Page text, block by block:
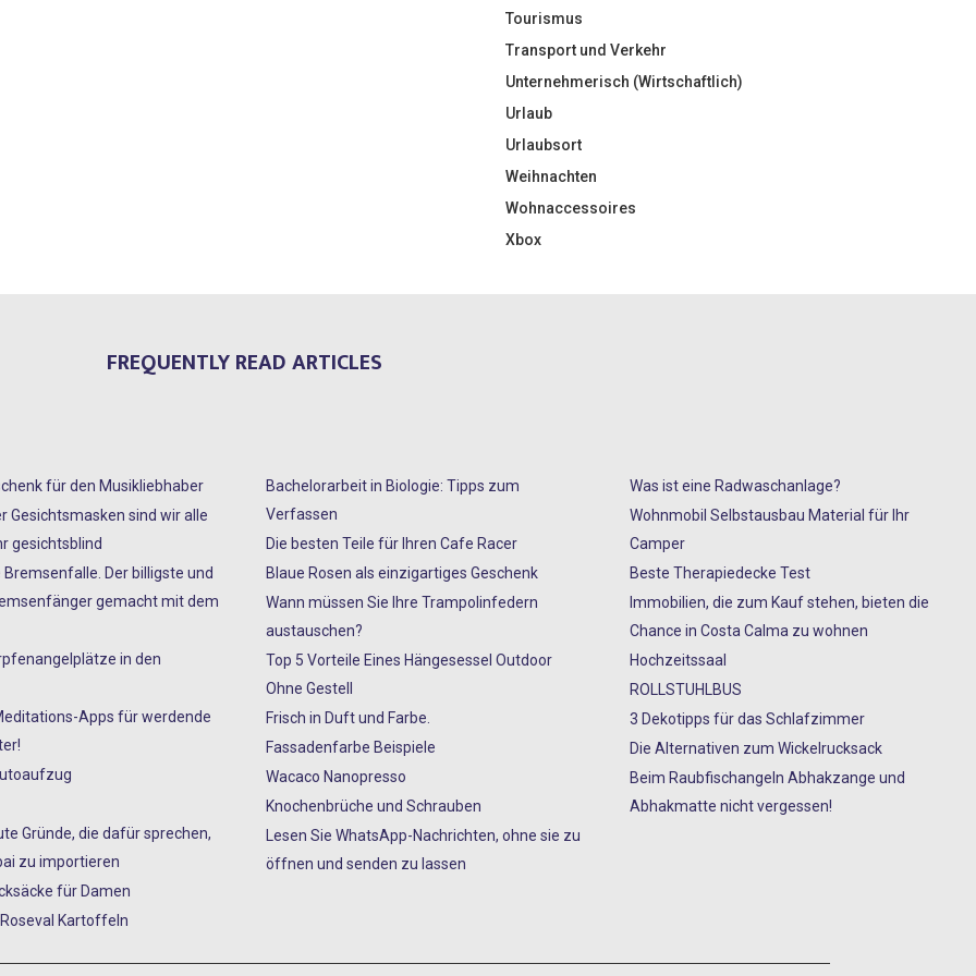
Tourismus
Transport und Verkehr
Unternehmerisch (Wirtschaftlich)
Urlaub
Urlaubsort
Weihnachten
Wohnaccessoires
Xbox
FREQUENTLY READ ARTICLES
für den Musikliebhaber
Gesichtsmasken sind wir alle
gesichtsblind
Bremsenfalle. Der billigste und
gemacht mit dem
in den
Apps für werdende
Gründe, die dafür sprechen,
zu importieren
für Damen
Kartoffeln
Bachelorarbeit in Biologie: Tipps zum
Verfassen
Die besten Teile für Ihren Cafe Racer
Blaue Rosen als einzigartiges Geschenk
Wann müssen Sie Ihre Trampolinfedern
austauschen?
Top 5 Vorteile Eines Hängesessel Outdoor
Ohne Gestell
Frisch in Duft und Farbe.
Fassadenfarbe Beispiele
Wacaco Nanopresso
Knochenbrüche und Schrauben
Lesen Sie WhatsApp-Nachrichten, ohne sie zu
öffnen und senden zu lassen
Was ist eine Radwaschanlage?
Wohnmobil Selbstausbau Material für Ihr
Camper
Beste Therapiedecke Test
Immobilien, die zum Kauf stehen, bieten die
Chance in Costa Calma zu wohnen
Hochzeitssaal
ROLLSTUHLBUS
3 Dekotipps für das Schlafzimmer
Die Alternativen zum Wickelrucksack
Beim Raubfischangeln Abhakzange und
Abhakmatte nicht vergessen!